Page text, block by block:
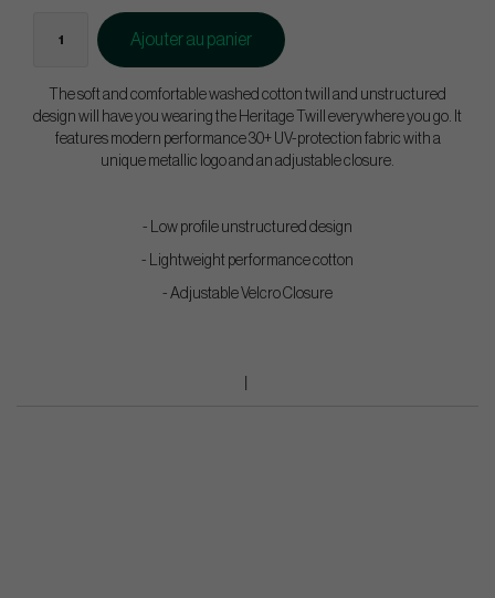
Ajouter au panier
The soft and comfortable washed cotton twill and unstructured
design will have you wearing the Heritage Twill everywhere you go. It
features modern performance 30+ UV-protection fabric with a
unique metallic logo and an adjustable closure.
- Low profile unstructured design
- Lightweight performance cotton
- Adjustable Velcro Closure